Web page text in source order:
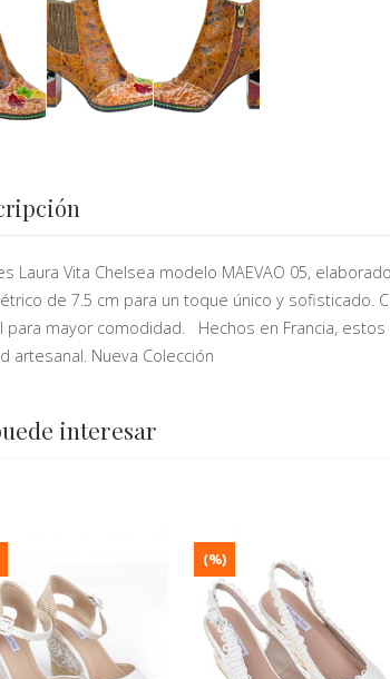
Laura Vita Chelsea modelo MAEVAO 05,
de 7.5 cm para un toque único y sofisticado.
para mayor comodidad. Hechos en Francia,
artesanal. Nueva Colección
interesar
(%)